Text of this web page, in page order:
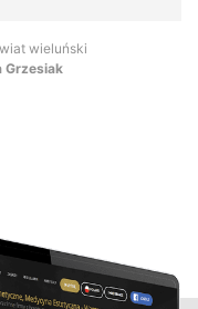
wieluński
Grzesiak